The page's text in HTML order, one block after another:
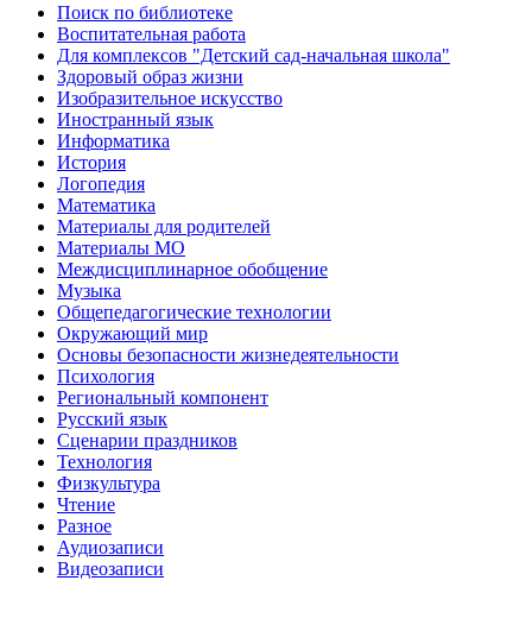
Поиск по библиотеке
Воспитательная работа
Для комплексов "Детский сад-начальная школа"
Здоровый образ жизни
Изобразительное искусство
Иностранный язык
Информатика
История
Логопедия
Математика
Материалы для родителей
Материалы МО
Междисциплинарное обобщение
Музыка
Общепедагогические технологии
Окружающий мир
Основы безопасности жизнедеятельности
Психология
Региональный компонент
Русский язык
Сценарии праздников
Технология
Физкультура
Чтение
Разное
Аудиозаписи
Видеозаписи